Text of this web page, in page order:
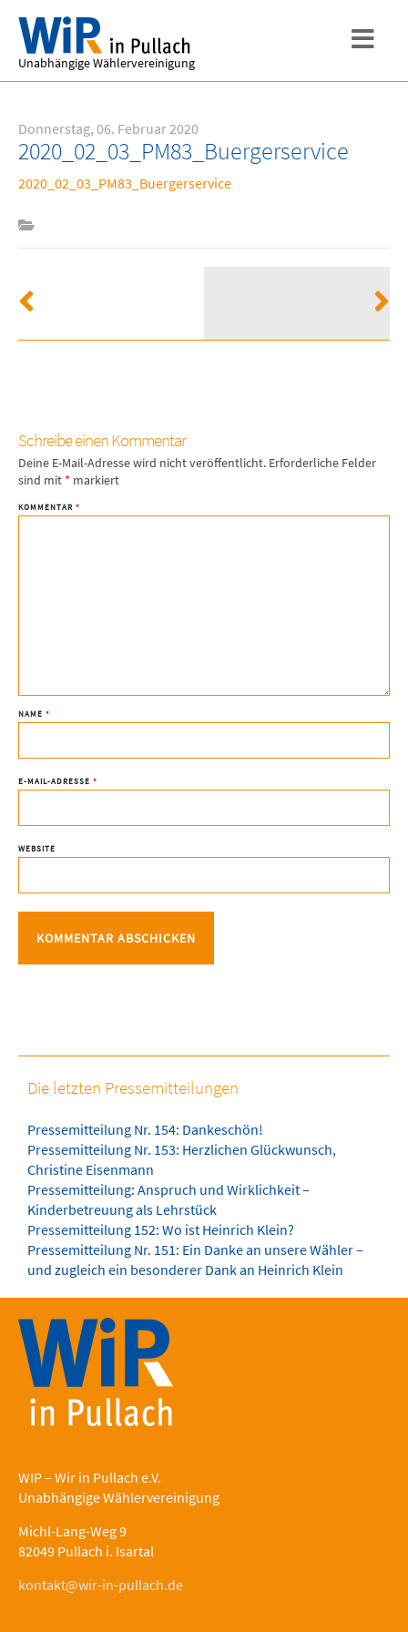
Unabhängige Wählervereinigung
Donnerstag, 06. Februar 2020
2020_02_03_PM83_Buergerservice
2020_02_03_PM83_Buergerservice
Schreibe einen Kommentar
Deine E-Mail-Adresse wird nicht veröffentlicht. Erforderliche Felder
sind mit * markiert
KOMMENTAR *
NAME *
E-MAIL-ADRESSE *
WEBSITE
Die letzten Pressemitteilungen
Pressemitteilung Nr. 154: Dankeschön!
Pressemitteilung Nr. 153: Herzlichen Glückwunsch,
Christine Eisenmann
Pressemitteilung: Anspruch und Wirklichkeit –
Kinderbetreuung als Lehrstück
Pressemitteilung 152: Wo ist Heinrich Klein?
Pressemitteilung Nr. 151: Ein Danke an unsere Wähler –
und zugleich ein besonderer Dank an Heinrich Klein
WIP – Wir in Pullach e.V.
Unabhängige Wählervereinigung
Michl-Lang-Weg 9
82049 Pullach i. Isartal
kontakt@wir-in-pullach.de